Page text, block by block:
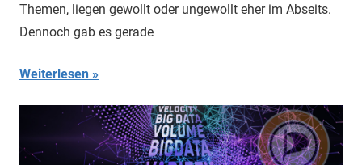
Themen, liegen gewollt oder ungewollt eher im Abseits.
Dennoch gab es gerade
Weiterlesen